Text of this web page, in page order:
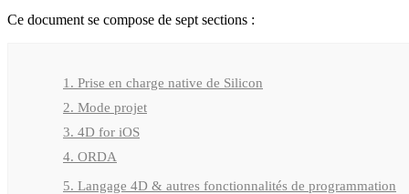
Ce document se compose de sept sections :
1. Prise en charge native de Silicon
2. Mode projet
3. 4D for iOS
4. ORDA
5. Langage 4D & autres fonctionnalités de programmation